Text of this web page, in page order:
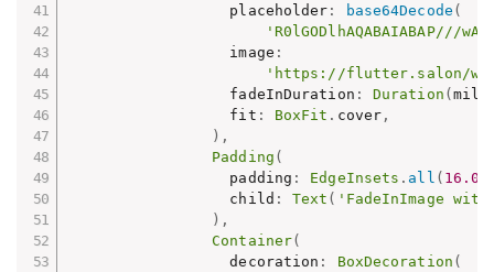
                  placeholder
: base64Decode (
'R0lGODlhAQABAIABAP///
                  image
:
'https://flutter.salon/wp-
                  fadeInDuration
: Duration (
                  fit
: BoxFit . cover ,
) ,
Padding (
                  padding
: EdgeInsets . all ( 16.0
                  child
: Text ( 'FadeInImage
) ,
Container(
                  decoration
: BoxDecoration (